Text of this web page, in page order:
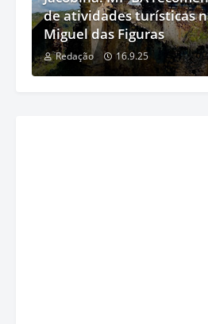
de atividades turísticas
Miguel das Figuras
Redação 16.9.25